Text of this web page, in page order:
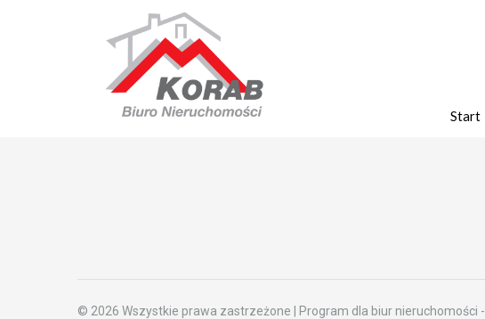
Start
© 2026 Wszystkie prawa zastrzeżone | Program dla biur nieruchomości -